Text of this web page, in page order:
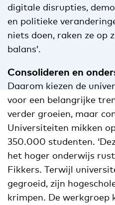
digitale disrupties,
en politieke
niets doen, raken ze op
balans’.
Consolideren en
Daarom kiezen de
voor een belangrijke
verder groeien, maar
Universiteiten mikken
350.000 studenten.
het hoger onderwijs
Fikkers. Terwijl
gegroeid, zijn
krimpen. De werkgroep